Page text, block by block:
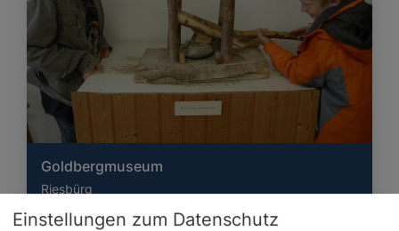
Goldbergmuseum
Riesbürg
geschlossen , öffnet Sonntag um 14 Uhr
Einstellungen zum Datenschutz